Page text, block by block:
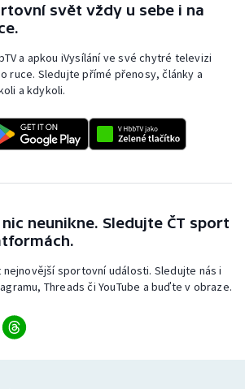
svět vždy u sebe i na
a apkou iVysílání ve své chytré televizi
ruce. Sledujte přímé přenosy, články a
a kdykoli.
neunikne. Sledujte ČT sport
sportovní události. Sledujte nás i
Threads či YouTube a buďte v obraze.